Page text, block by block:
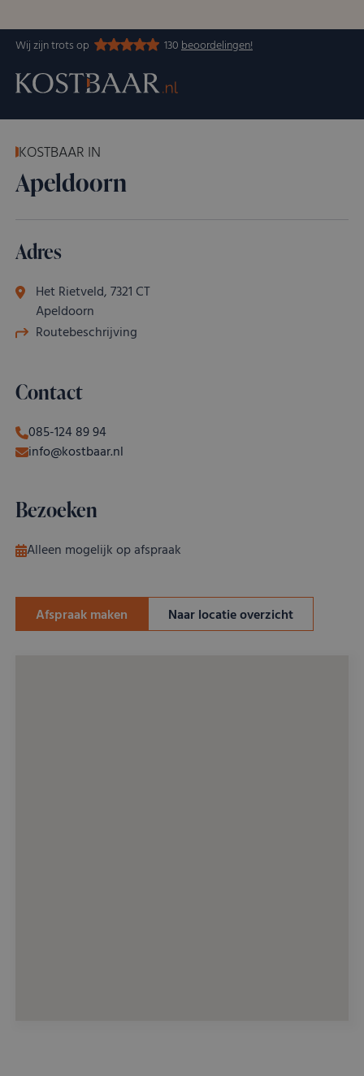
Wij zijn trots op 130beoordelingen!
KOSTBAAR IN
Apeldoorn
Adres
Het Rietveld, 7321 CT
Apeldoorn
Routebeschrijving
Contact
085-124 89 94
info@kostbaar.nl
Bezoeken
Alleen mogelijk op afspraak
Afspraak maken Naar locatie overzicht